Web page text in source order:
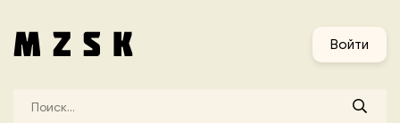
Войти
Узбекские песни Корейские песни